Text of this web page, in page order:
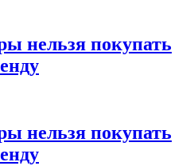
нельзя покупать
нельзя покупать